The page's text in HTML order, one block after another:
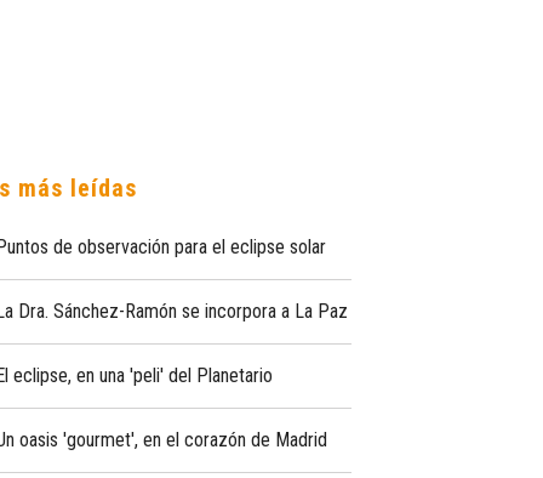
más leídas
de observación para el eclipse solar
Dra. Sánchez-Ramón se incorpora a La Paz
eclipse, en una 'peli' del Planetario
oasis 'gourmet', en el corazón de Madrid